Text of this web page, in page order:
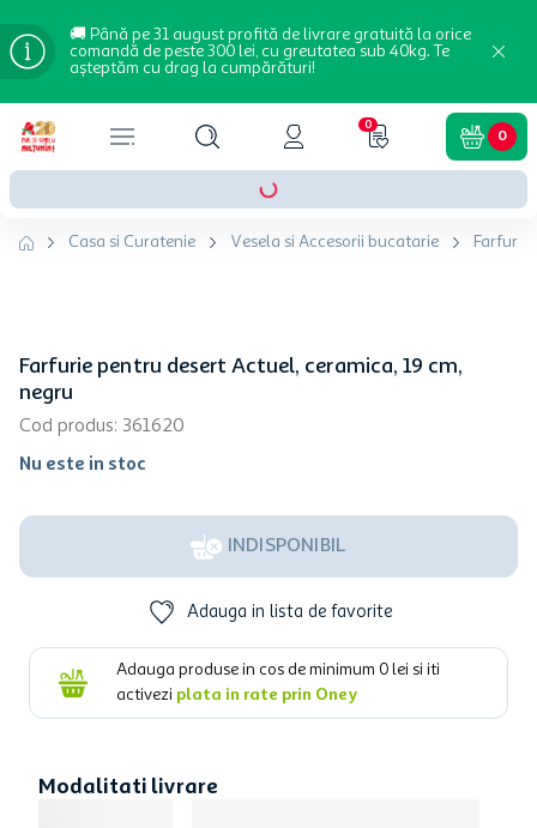
🚚 Până pe 31 august profită de livrare gratuită la orice
comandă de peste 300 lei, cu greutatea sub 40kg. Te
așteptăm cu drag la cumpărături!
0
0
Casa si Curatenie Vesela si Accesorii bucatarie Farfurii
Farfurie pentru desert Actuel, ceramica, 19 cm,
negru
Cod produs: 361620
Nu este in stoc
INDISPONIBIL
Adauga in lista de favorite
Adauga produse in cos de minimum 0 lei si iti
activezi plata in rate prin Oney
Modalitati livrare